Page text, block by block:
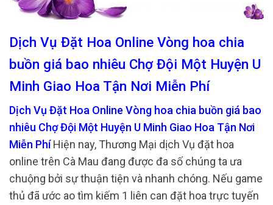
Dịch Vụ Đặt Hoa Online Vòng hoa chia
buồn giá bao nhiêu Chợ Đội Một Huyện U
Minh Giao Hoa Tận Nơi Miễn Phí
Dịch Vụ Đặt Hoa Online Vòng hoa chia buồn giá bao
nhiêu Chợ Đội Một Huyện U Minh Giao Hoa Tận Nơi
Miễn PhíHiện nay, Thương Mại dịch Vụ đặt hoa
online trên Cà Mau đang được đa số chúng ta ưa
chuộng bởi sự thuận tiện và nhanh chóng. Nếu game
thủ đã ước ao tìm kiếm 1 liên can đặt hoa trực tuyến